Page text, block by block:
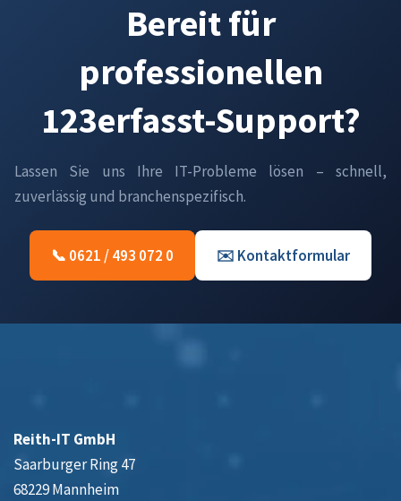
Bereit für
professionellen
123erfasst-Support?
Lassen Sie uns Ihre IT-Probleme lösen – schnell,
zuverlässig und branchenspezifisch.
📞 0621 / 493 072 0 ✉️ Kontaktformular
Reith-IT GmbH
Saarburger Ring 47
68229 Mannheim